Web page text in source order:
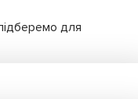
для